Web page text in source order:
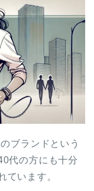
ブランドという
代の方にも十分
ています。